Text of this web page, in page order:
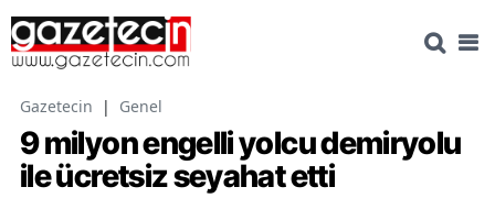
Gazetecin | Genel
9 milyon engelli yolcu demiryolu
ile ücretsiz seyahat etti